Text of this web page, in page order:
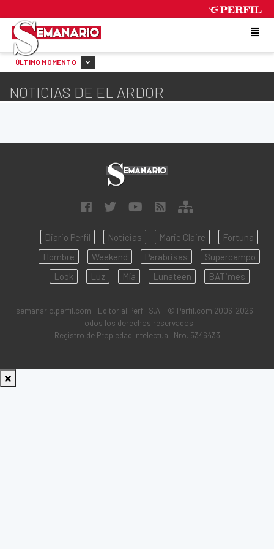
ÚLTIMO MOMENTO
NOTICIAS DE EL ARDOR
Diario Perfil Noticias Marie Claire
Fortuna
Hombre
Weekend Parabrisas
Supercampo
Look
Luz Mía Lunateen BATimes
semanario.perfil.com - Editorial Perfil S.A. | © Perfil.com 2006-2026 -
Todos los derechos reservados
Registro de Propiedad Intelectual: Nro. 5346433